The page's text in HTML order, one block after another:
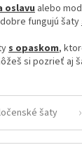
oslavu alebo
fungujú šaty
s opaskom,
si pozrieť aj
šaty